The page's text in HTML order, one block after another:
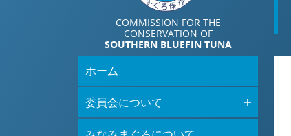
COMMISSION FOR THE
CONSERVATION OF
SOUTHERN BLUEFIN TUNA
ホーム
委員会について